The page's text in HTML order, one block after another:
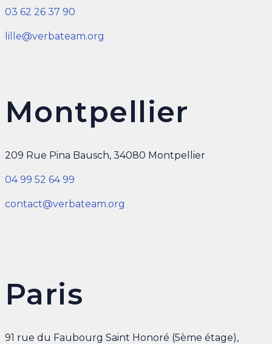
03 62 26 37 90
lille@verbateam.org
Montpellier
209 Rue Pina Bausch, 34080 Montpellier
04 99 52 64 99
contact@verbateam.org
Paris
91 rue du Faubourg Saint Honoré (5ème étage),